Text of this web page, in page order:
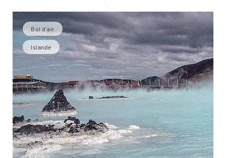
Bol d'air
Islande